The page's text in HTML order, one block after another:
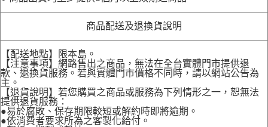
商品配送及退換貨說明
【配送地點】限本島。
【注意事項】網路售出之商品，無法在全台實體門市提供退
款、退換貨服務。若與實體門市價格不同時，請以網站公告為
主。
【退貨說明】若您購買之商品或服務為下列情形之一，恕無法
提供退貨服務：
●易於腐敗、保存期限較短或解約時即將逾期。
●依消費者要求所為之客製化給付。